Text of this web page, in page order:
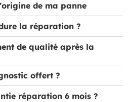
de ma panne
la réparation ?
de qualité après la
offert ?
réparation 6 mois ?